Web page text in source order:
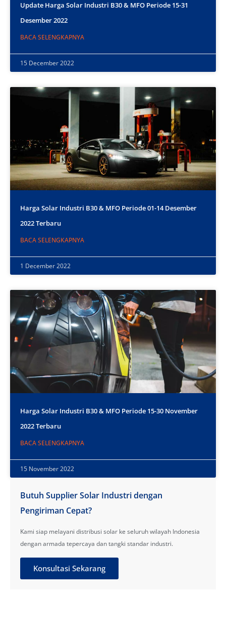
Update Harga Solar Industri B30 & MFO Periode 15-31
Desember 2022
BACA SELENGKAPNYA
15 December 2022
Harga Solar Industri B30 & MFO Periode 01-14 Desember
2022 Terbaru
BACA SELENGKAPNYA
1 December 2022
Harga Solar Industri B30 & MFO Periode 15-30 November
2022 Terbaru
BACA SELENGKAPNYA
15 November 2022
Butuh Supplier Solar Industri dengan
Pengiriman Cepat?
Kami siap melayani distribusi solar ke seluruh wilayah Indonesia
dengan armada tepercaya dan tangki standar industri.
Konsultasi Sekarang